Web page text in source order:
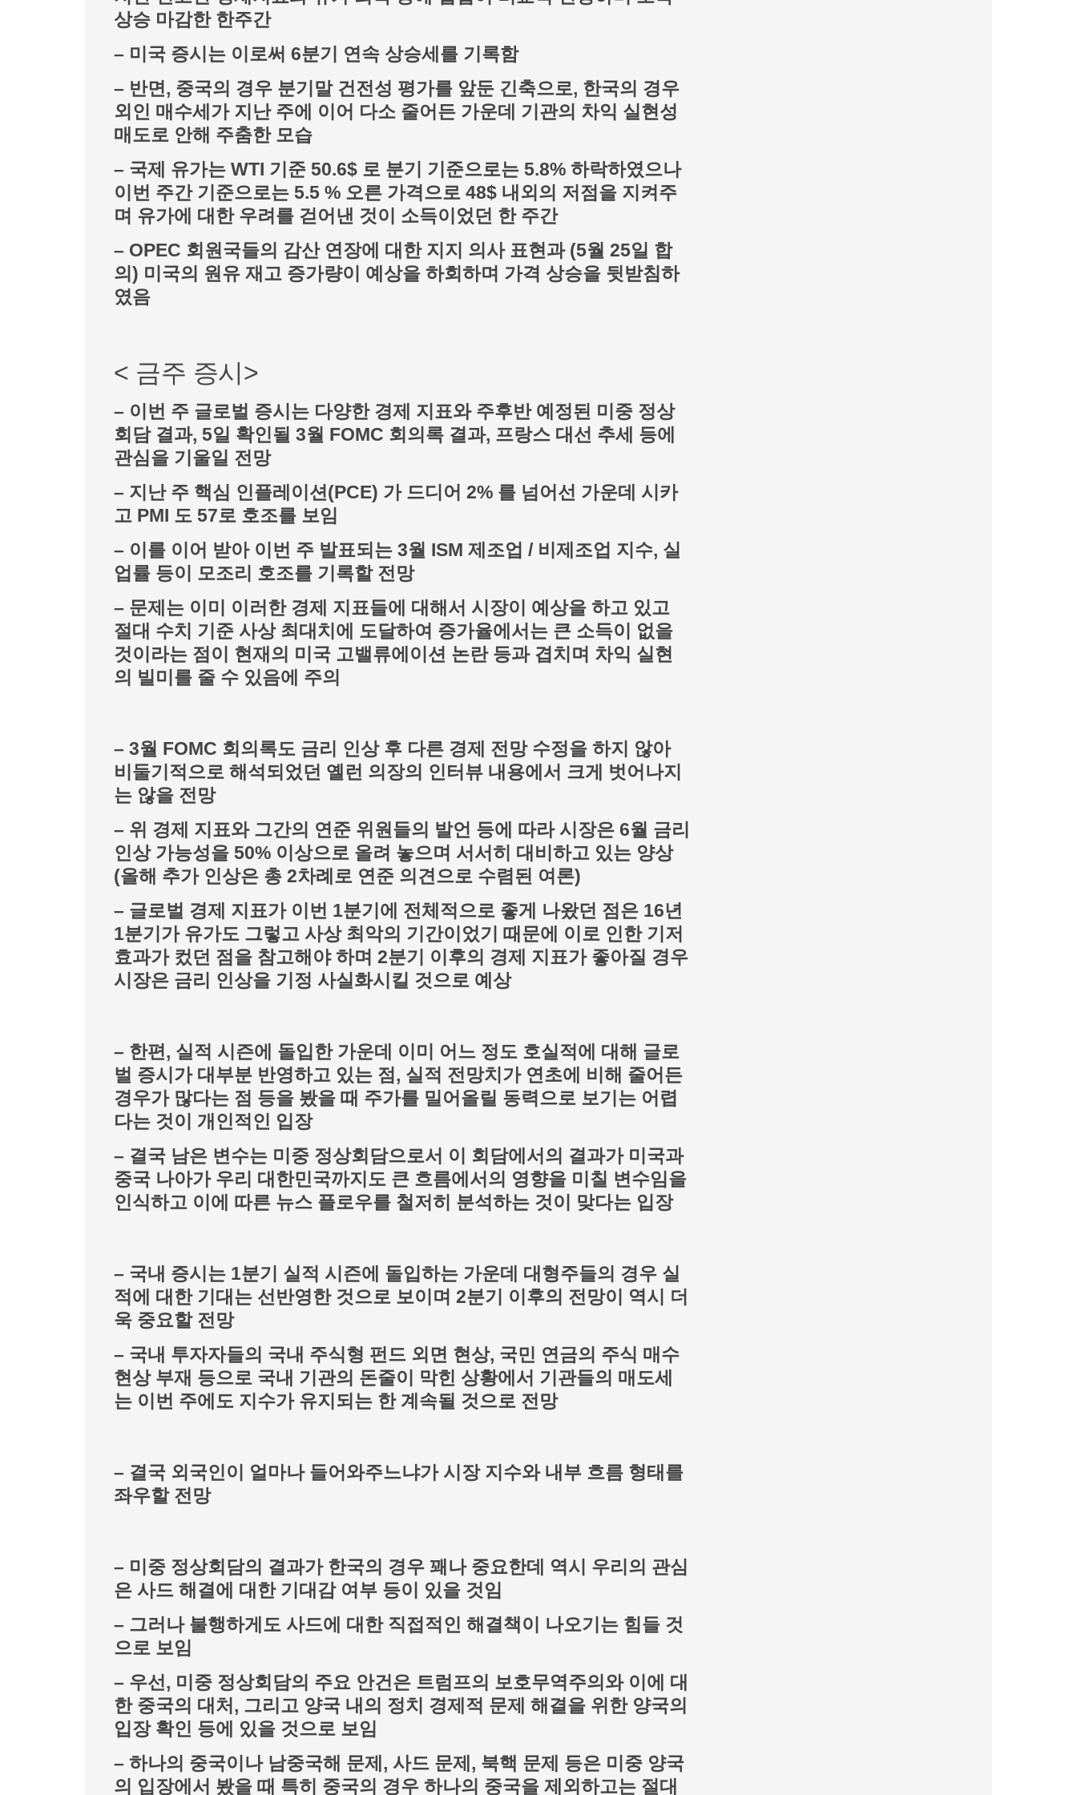
상승 마감한 한주간
– 미국 증시는 이로써 6분기 연속 상승세를 기록함
– 반면, 중국의 경우 분기말 건전성 평가를 앞둔 긴축으로, 한국의 경우
외인 매수세가 지난 주에 이어 다소 줄어든 가운데 기관의 차익 실현성
매도로 안해 주춤한 모습
– 국제 유가는 WTI 기준 50.6$ 로 분기 기준으로는 5.8% 하락하였으나
이번 주간 기준으로는 5.5 % 오른 가격으로 48$ 내외의 저점을 지켜주
며 유가에 대한 우려를 걷어낸 것이 소득이었던 한 주간
– OPEC 회원국들의 감산 연장에 대한 지지 의사 표현과 (5월 25일 합
의) 미국의 원유 재고 증가량이 예상을 하회하며 가격 상승을 뒷받침하
였음
< 금주 증시>
– 이번 주 글로벌 증시는 다양한 경제 지표와 주후반 예정된 미중 정상
회담 결과, 5일 확인될 3월 FOMC 회의록 결과, 프랑스 대선 추세 등에
관심을 기울일 전망
– 지난 주 핵심 인플레이션(PCE) 가 드디어 2% 를 넘어선 가운데 시카
고 PMI 도 57로 호조를 보임
– 이를 이어 받아 이번 주 발표되는 3월 ISM 제조업 / 비제조업 지수, 실
업률 등이 모조리 호조를 기록할 전망
– 문제는 이미 이러한 경제 지표들에 대해서 시장이 예상을 하고 있고
절대 수치 기준 사상 최대치에 도달하여 증가율에서는 큰 소득이 없을
것이라는 점이 현재의 미국 고밸류에이션 논란 등과 겹치며 차익 실현
의 빌미를 줄 수 있음에 주의
– 3월 FOMC 회의록도 금리 인상 후 다른 경제 전망 수정을 하지 않아
비둘기적으로 해석되었던 옐런 의장의 인터뷰 내용에서 크게 벗어나지
는 않을 전망
– 위 경제 지표와 그간의 연준 위원들의 발언 등에 따라 시장은 6월 금리
인상 가능성을 50% 이상으로 올려 놓으며 서서히 대비하고 있는 양상
(올해 추가 인상은 총 2차례로 연준 의견으로 수렴된 여론)
– 글로벌 경제 지표가 이번 1분기에 전체적으로 좋게 나왔던 점은 16년
1분기가 유가도 그렇고 사상 최악의 기간이었기 때문에 이로 인한 기저
효과가 컸던 점을 참고해야 하며 2분기 이후의 경제 지표가 좋아질 경우
시장은 금리 인상을 기정 사실화시킬 것으로 예상
– 한편, 실적 시즌에 돌입한 가운데 이미 어느 정도 호실적에 대해 글로
벌 증시가 대부분 반영하고 있는 점, 실적 전망치가 연초에 비해 줄어든
경우가 많다는 점 등을 봤을 때 주가를 밀어올릴 동력으로 보기는 어렵
다는 것이 개인적인 입장
– 결국 남은 변수는 미중 정상회담으로서 이 회담에서의 결과가 미국과
중국 나아가 우리 대한민국까지도 큰 흐름에서의 영향을 미칠 변수임을
인식하고 이에 따른 뉴스 플로우를 철저히 분석하는 것이 맞다는 입장
– 국내 증시는 1분기 실적 시즌에 돌입하는 가운데 대형주들의 경우 실
적에 대한 기대는 선반영한 것으로 보이며 2분기 이후의 전망이 역시 더
욱 중요할 전망
– 국내 투자자들의 국내 주식형 펀드 외면 현상, 국민 연금의 주식 매수
현상 부재 등으로 국내 기관의 돈줄이 막힌 상황에서 기관들의 매도세
는 이번 주에도 지수가 유지되는 한 계속될 것으로 전망
– 결국 외국인이 얼마나 들어와주느냐가 시장 지수와 내부 흐름 형태를
좌우할 전망
– 미중 정상회담의 결과가 한국의 경우 꽤나 중요한데 역시 우리의 관심
은 사드 해결에 대한 기대감 여부 등이 있을 것임
– 그러나 불행하게도 사드에 대한 직접적인 해결책이 나오기는 힘들 것
으로 보임
– 우선, 미중 정상회담의 주요 안건은 트럼프의 보호무역주의와 이에 대
한 중국의 대처, 그리고 양국 내의 정치 경제적 문제 해결을 위한 양국의
입장 확인 등에 있을 것으로 보임
– 하나의 중국이나 남중국해 문제, 사드 문제, 북핵 문제 등은 미중 양국
의 입장에서 봤을 때 특히 중국의 경우 하나의 중국을 제외하고는 절대